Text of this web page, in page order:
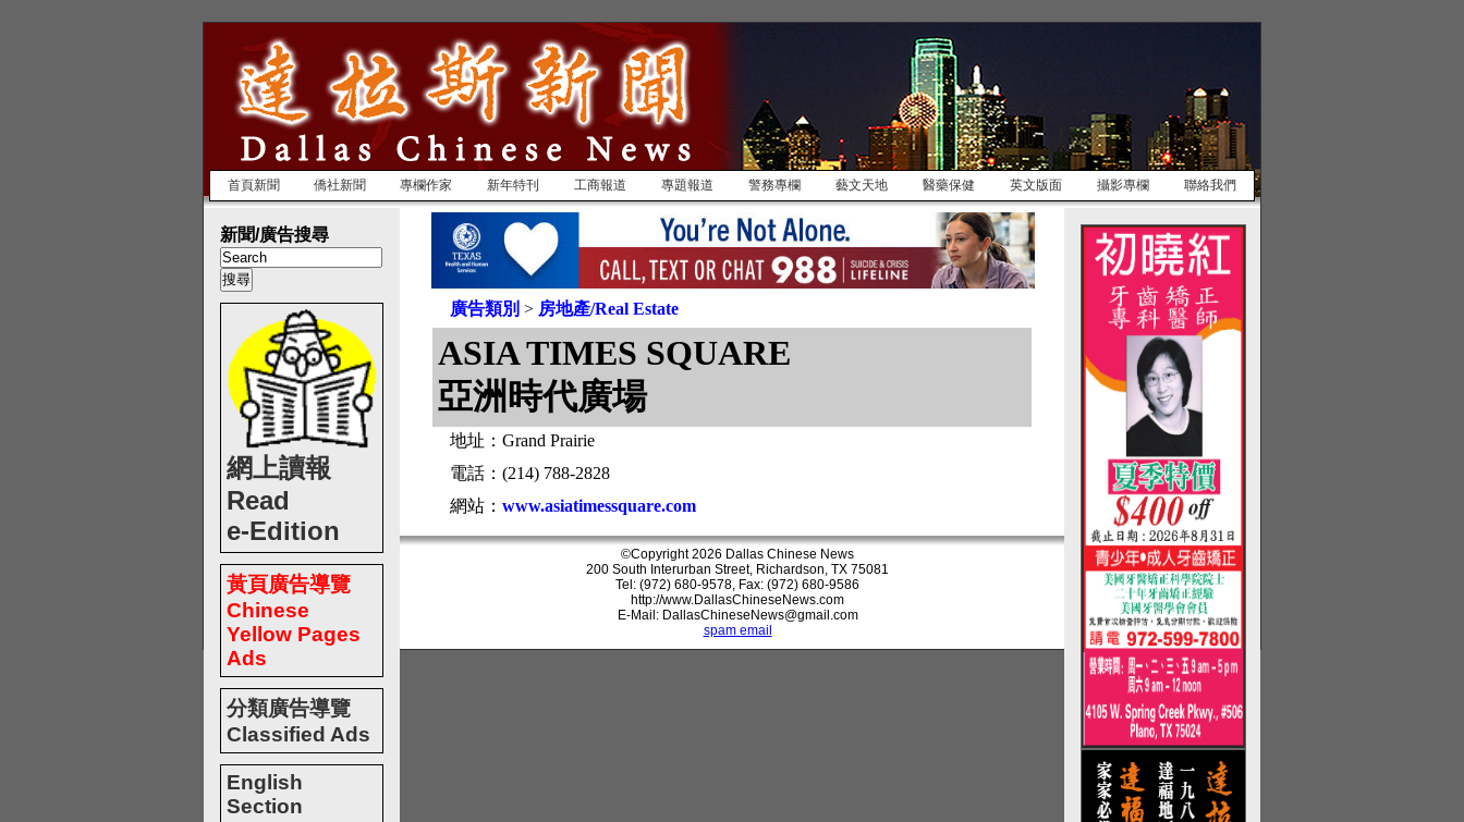
首頁新聞 僑社新聞 專欄作家 新年特刊 工商報道 專題報道 警務專欄 藝文天地 醫藥保健 英文版面 攝影專欄 聯絡我們
新聞/廣告搜尋
網上讀報
Read
e-Edition
黃頁廣告導覽
Chinese
Yellow Pages
Ads
分類廣告導覽
Classified Ads
English
Section
廣告類別 > 房地產/Real Estate
ASIA TIMES SQUARE
亞洲時代廣場
地址：Grand Prairie
電話：(214) 788-2828
網站： www.asiatimessquare.com
©Copyright 2026 Dallas Chinese News
200 South Interurban Street, Richardson, TX 75081
Tel: (972) 680-9578, Fax: (972) 680-9586
http://www.DallasChineseNews.com
E-Mail: DallasChineseNews@gmail.com
spam email